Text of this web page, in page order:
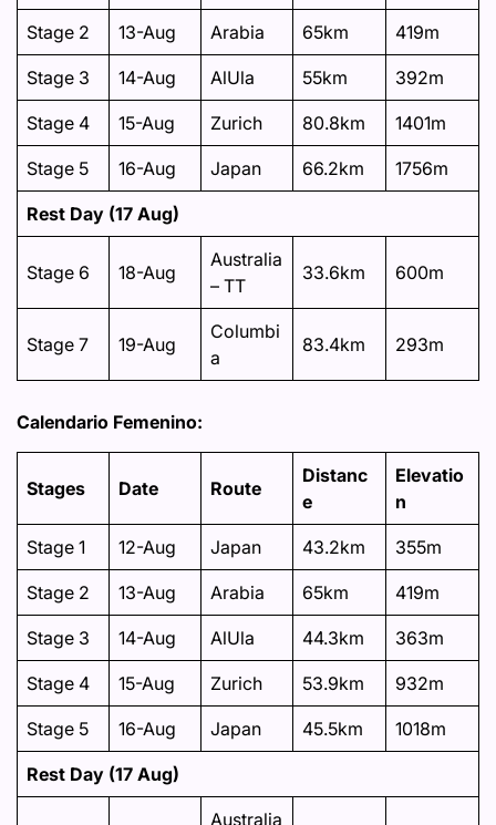
Stage 2 13-Aug Arabia 65km 419m
Stage 3 14-Aug AlUla 55km 392m
Stage 4 15-Aug Zurich 80.8km 1401m
Stage 5 16-Aug Japan 66.2km 1756m
Rest Day (17 Aug)
Stage 6 18-Aug
Australia
– TT
33.6km 600m
Stage 7 19-Aug
Columbi
a
83.4km 293m
Calendario Femenino:
Stages Date Route
Distanc
e
Elevatio
n
Stage 1 12-Aug Japan 43.2km 355m
Stage 2 13-Aug Arabia 65km 419m
Stage 3 14-Aug AlUla 44.3km 363m
Stage 4 15-Aug Zurich 53.9km 932m
Stage 5 16-Aug Japan 45.5km 1018m
Rest Day (17 Aug)
Australia